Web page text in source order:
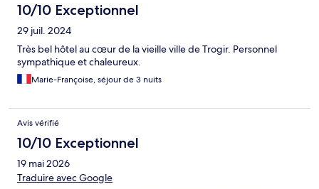
10/10 Exceptionnel
29 juil. 2024
Très bel hôtel au cœur de la vieille ville de Trogir. Personnel
sympathique et chaleureux.
Marie-Françoise, séjour de 3 nuits
Avis vérifié
10/10 Exceptionnel
19 mai 2026
Traduire avec Google